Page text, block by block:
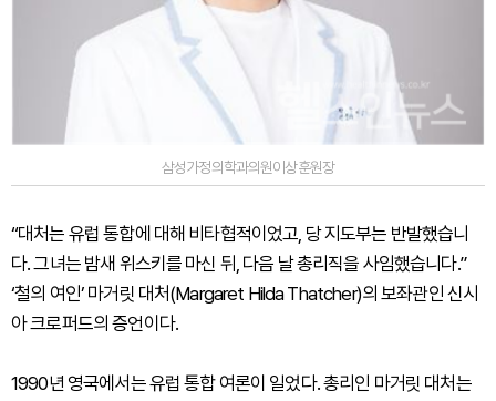
삼성가정의학과의원이상훈원장
“대처는 유럽 통합에 대해 비타협적이었고, 당 지도부는 반발했습니
다. 그녀는 밤새 위스키를 마신 뒤, 다음 날 총리직을 사임했습니다.”
‘철의 여인’ 마거릿 대처(Margaret Hilda Thatcher)의 보좌관인 신시
아 크로퍼드의 증언이다.
1990년 영국에서는 유럽 통합 여론이 일었다. 총리인 마거릿 대처는